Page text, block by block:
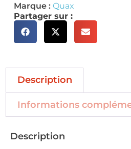
Marque : Quax
Partager sur :
Description
Informations
Description